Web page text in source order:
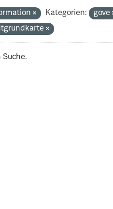
Kategorien:
gove
Suche.